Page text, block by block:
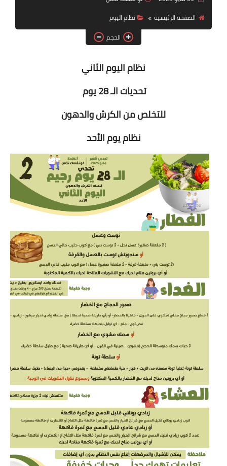
أنظمة شهر رمضان
وصفات الطعام
Diet plan
تعليمات النظام
الصفحة الرئيسية
نظام اليوم
الحجم
نظام اليوم الثاني
تحديات الـ 28 يوم
للتخلص من الكرش والدهون
نظام يوم الأحد